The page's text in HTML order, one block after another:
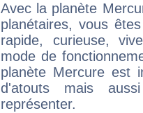
Avec la planète
planétaires, vous
rapide, curieuse,
mode de
planète Mercure est
d'atouts mais
représenter.